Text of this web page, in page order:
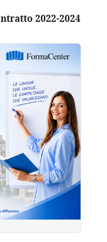
2022-2024